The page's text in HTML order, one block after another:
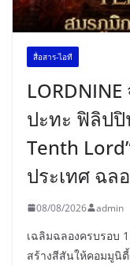
สื่อสาร-ไอที
ปะทะ ฟิลิปปิ
Tenth
ประเทศ ฉล
08/08/2026 admin
เฉลิมฉลองครบรอบ
สร้างสีสันให้คอมมูนิตี้